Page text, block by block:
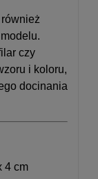
czy
i koloru,
docinania
4 cm